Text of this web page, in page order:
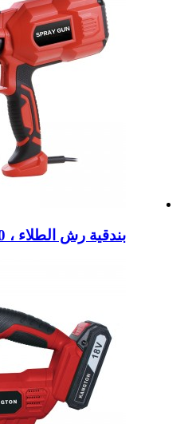
بندقية رش الطلاء ، 600 واط HVL ...